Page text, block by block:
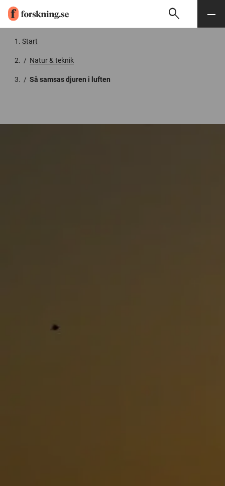
Söksearch Meny
Start
/ Natur & teknik
/ Så samsas djuren i luften